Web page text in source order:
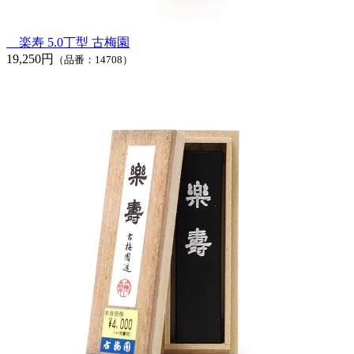
楽寿 5.0丁型 古梅園
19,250円
（品番：14708）